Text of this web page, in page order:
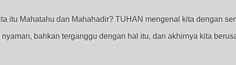
itu Mahatahu dan Mahahadir? TUHAN mengenal kita dengan
bahkan terganggu dengan hal itu, dan akhirnya kita